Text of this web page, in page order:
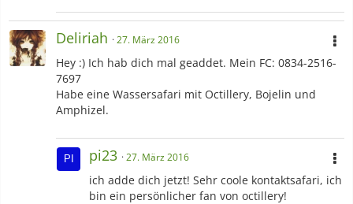
Deliriah 27. März 2016
Hey :) Ich hab dich mal geaddet. Mein FC: 0834-2516-
7697
Habe eine Wassersafari mit Octillery, Bojelin und
Amphizel.
pi23 27. März 2016
ich adde dich jetzt! Sehr coole kontaktsafari, ich
bin ein persönlicher fan von octillery!